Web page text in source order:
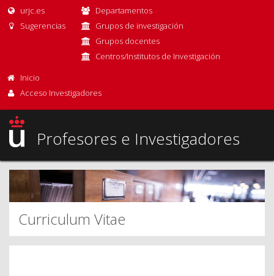
urjc.es
Sugerencias
Departamentos
Grupos de investigación
Grupos docentes
Centros/Institutos de Investigación
Inicio
Acceso Investigadores
Profesores e Investigadores
Curriculum Vitae